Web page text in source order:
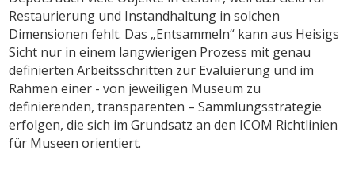
Restaurierung und Instandhaltung in solchen
Dimensionen fehlt. Das „Entsammeln“ kann aus Heisigs
Sicht nur in einem langwierigen Prozess mit genau
definierten Arbeitsschritten zur Evaluierung und im
Rahmen einer - von jeweiligen Museum zu
definierenden, transparenten – Sammlungsstrategie
erfolgen, die sich im Grundsatz an den ICOM Richtlinien
für Museen orientiert.